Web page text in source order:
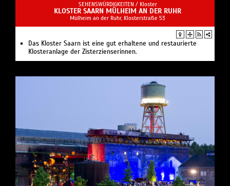
SEHENSWÜRDIGKEITEN / Kloster
KLOSTER SAARN MÜLHEIM AN DER RUHR
Mülheim an der Ruhr, Klosterstraße 53
Das Kloster Saarn ist eine gut erhaltene und restaurierte
Klosteranlage der Zisterzienserinnen.